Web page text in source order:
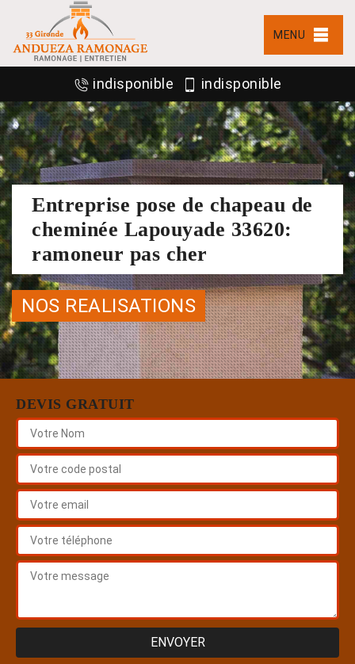
MENU
indisponible indisponible
Entreprise pose de chapeau de
cheminée Lapouyade 33620:
ramoneur pas cher
NOS REALISATIONS
DEVIS GRATUIT